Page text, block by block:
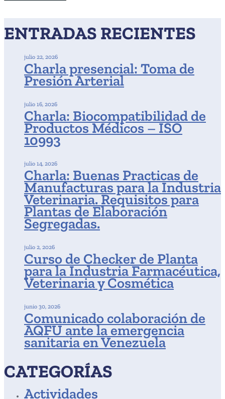
ENTRADAS RECIENTES
Charla presencial: Toma de
Presión Arterial
julio 22, 2026
Charla: Biocompatibilidad de
Productos Médicos – ISO
10993
julio 16, 2026
Charla: Buenas Practicas de
Manufacturas para la Industria
Veterinaria. Requisitos para
Plantas de Elaboración
Segregadas.
julio 14, 2026
Curso de Checker de Planta
para la Industria Farmacéutica,
Veterinaria y Cosmética
julio 2, 2026
Comunicado colaboración de
AQFU ante la emergencia
sanitaria en Venezuela
junio 30, 2026
CATEGORÍAS
Actividades